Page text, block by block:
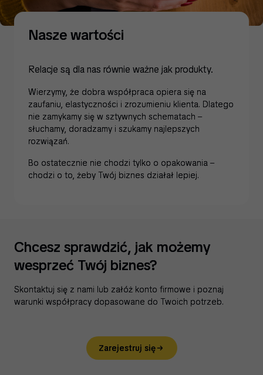
Nasze wartości
Relacje są dla nas równie ważne jak produkty.
Wierzymy, że dobra współpraca opiera się na
zaufaniu, elastyczności i zrozumieniu klienta. Dlatego
nie zamykamy się w sztywnych schematach –
słuchamy, doradzamy i szukamy najlepszych
rozwiązań.
Bo ostatecznie nie chodzi tylko o opakowania –
chodzi o to, żeby Twój biznes działał lepiej.
Chcesz sprawdzić, jak możemy
wesprzeć Twój biznes?
Skontaktuj się z nami lub załóż konto firmowe i poznaj
warunki współpracy dopasowane do Twoich potrzeb.
Zarejestruj się